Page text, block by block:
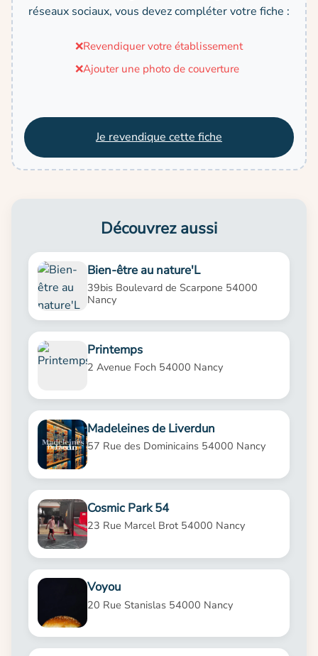
réseaux sociaux, vous devez compléter votre fiche :
❌Revendiquer votre établissement
❌Ajouter une photo de couverture
Je revendique cette fiche
Découvrez aussi
Bien-être au nature'L
39bis Boulevard de Scarpone 54000
Nancy
Printemps
2 Avenue Foch 54000 Nancy
Madeleines de Liverdun
57 Rue des Dominicains 54000 Nancy
Cosmic Park 54
23 Rue Marcel Brot 54000 Nancy
Voyou
20 Rue Stanislas 54000 Nancy